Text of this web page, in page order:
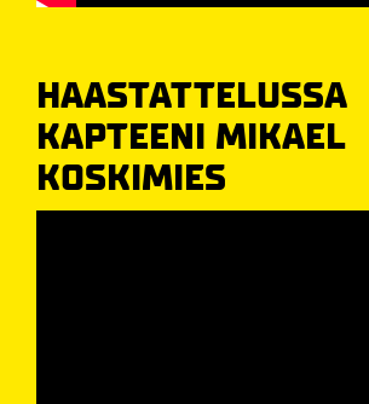
HAASTATTELUSSA
KAPTEENI MIKAEL
KOSKIMIES